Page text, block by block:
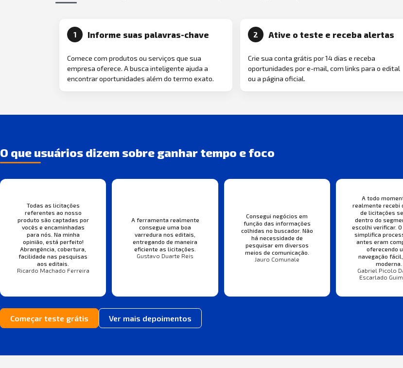
1 Informe suas palavras-chave
Comece com produtos ou serviços que sua
empresa oferece. A busca inteligente ajuda a
encontrar oportunidades além do termo exato.
2 Ative o teste e receba alertas
Crie sua conta grátis por 14 dias e receba
oportunidades por e-mail, com links para o edital
ou a página oficial.
O que usuários dizem sobre ganhar tempo e foco
Todas as licitações
referentes ao nosso
produto são captadas por
vocês e encaminhadas
para nós. Na minha
opinião, está perfeito!
Abrangência, cobertura,
facilidade nas pesquisas
aos editais.
Ricardo Machado Ferreira
A ferramenta realmente
consegue uma boa
varredura nos editais,
entregando de maneira
eficiente as licitações.
Gustavo Duarte Reis
Consegui negócios em
função das informações
colhidas no buscador. Não
há necessidade de
pesquisar em diversos
meios de comunicação.
Jauro Comunale
A todo
realmente recebi
de licitações
dentro do
escolhi verificar.
simplifica
antes eram
oferecendo
navegação
moderna.
Gabriel Picolo
Escarlado
Começar teste grátis Ver mais depoimentos